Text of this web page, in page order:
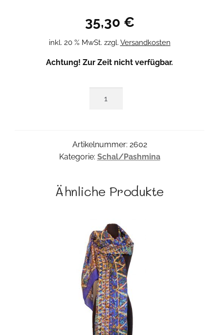
35,30 €
inkl. 20 % MwSt. zzgl. Versandkosten
Achtung! Zur Zeit nicht verfügbar.
Artikelnummer: 2602
Kategorie: Schal/Pashmina
Ähnliche Produkte